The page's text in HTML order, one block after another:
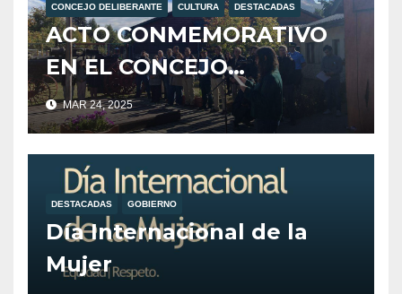
CONCEJO DELIBERANTE CULTURA DESTACADAS
ACTO CONMEMORATIVO
EN EL CONCEJO
DELIBERANTE POR EL 24
DE MARZO
MAR 24, 2025
DESTACADAS GOBIERNO
Día Internacional de la
Mujer